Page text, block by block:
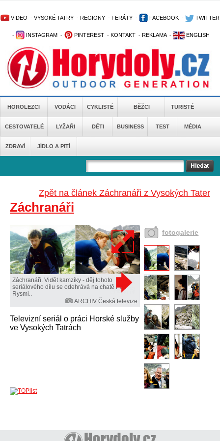
VIDEO - VYSOKÉ TATRY - REGIONY - FERÁTY - FACEBOOK - TWITTER
- INSTAGRAM - PINTEREST - KONTAKT - REKLAMA - ENGLISH
HOROLEZCI VODÁCI CYKLISTÉ BĚŽCI TURISTÉ
CESTOVATELÉ LYŽAŘI DĚTI BUSINESS TEST MÉDIA
ZDRAVÍ JÍDLO A PITÍ
Zpět na článek Záchranáři z Vysokých Tater
Záchranáři
Záchranáři. Vidět kamzíky - děj tohoto
seriálového dílu se odehrává na chatě Pod
Rysmi..
ARCHIV Česká televize
Televizní seriál o práci Horské služby
ve Vysokých Tatrách
fotogalerie